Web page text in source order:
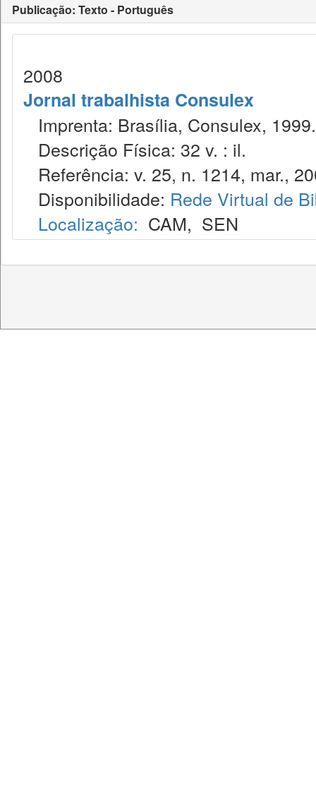
Publicação: Texto - Português
2008
Jornal trabalhista Consulex
Imprenta: Brasília, Consulex, 1999.
Descrição Física: 32 v. : il.
Referência: v. 25, n. 1214, mar.,
Disponibilidade: Rede Virtual de
Localização: CAM, SEN